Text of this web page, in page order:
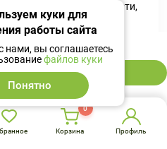
₽
родовой деятельности,
и усиление
при применении
в низких дозах).
легочной
закрытием
легочной гипертензии, а
вплоть до развития
кислоты в III
Корзина
0
Профиль
куки для
работы сайта
нами, вы соглашаетесь
файлов куки
Понятно